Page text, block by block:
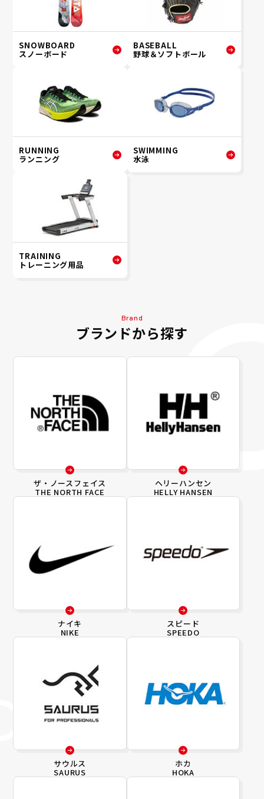
SNOWBOARD
スノーボード
BASEBALL
野球＆ソフトボール
RUNNING
ランニング
SWIMMING
水泳
TRAINING
トレーニング用品
Brand
ブランドから探す
ザ・ノースフェイス
THE NORTH FACE
ヘリーハンセン
HELLY HANSEN
ナイキ
NIKE
スピード
SPEEDO
サウルス
SAURUS
ホカ
HOKA